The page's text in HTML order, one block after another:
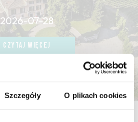
Szczegóły O plikach cookies
2026-07-28
CZYTAJ WIĘCEJ
CZYTAJ WIĘCEJ
CZYTAJ WIĘCEJ